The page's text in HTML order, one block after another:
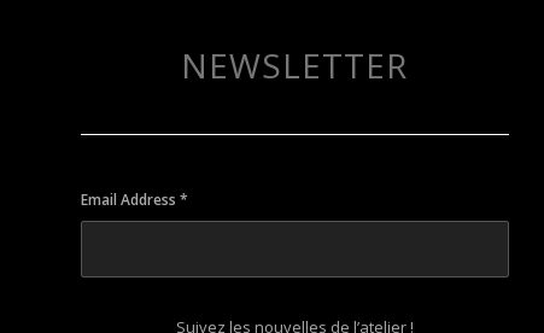
NEWSLETTER
Email Address *
Suivez les nouvelles de l’atelier !